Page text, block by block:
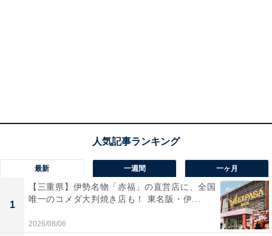
最新 一週間 一ヶ月
1
【三重県】伊勢名物「赤福」の直営店に、全国
唯一のコメダ大判焼き店も！ 東名阪・伊...
2026/08/06